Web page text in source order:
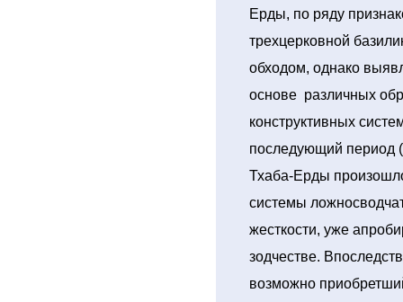
Ерды, по ряду
трехцерковной
обходом, однако
основе различных
конструктивных
последующий период
Тхаба-Ерды
системы
жесткости, уже
зодчестве.
возможно